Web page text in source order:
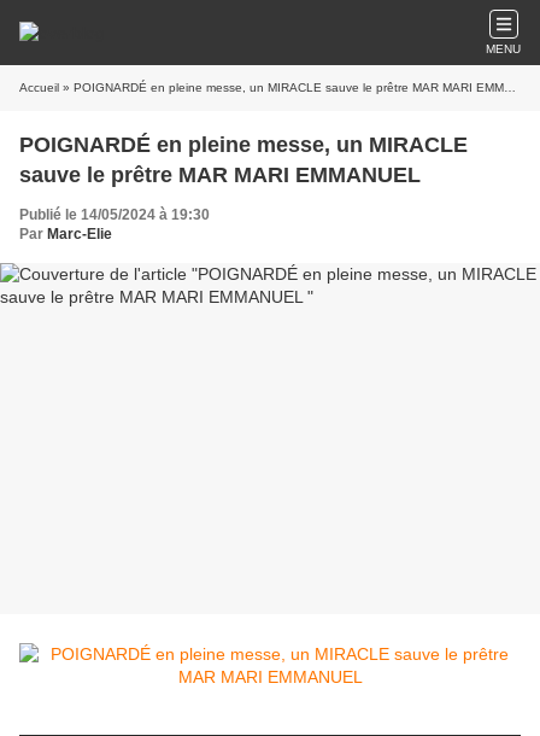
MENU
Accueil » POIGNARDÉ en pleine messe, un MIRACLE sauve le prêtre MAR MARI EMMANUEL
POIGNARDÉ en pleine messe, un MIRACLE
sauve le prêtre MAR MARI EMMANUEL
Publié le 14/05/2024 à 19:30
Par Marc-Elie